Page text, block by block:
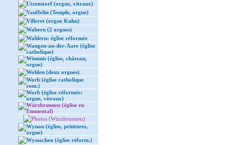
Utzenstorf (orgue, vitraux)
Vauffelin (Temple, orgue)
Villeret (orgue Kuhn)
Wabern (2 orgues)
Wahlern: église réformée
Wangen-an-der-Aare (église
catholique)
Wimmis (église, château,
orgue)
Wohlen (deux orgues)
Worb (église catholique
rom.)
Worb (église réformée:
orgue, vitraux)
Würzbrunnen (église en
Emmental)
Photos (Würzbrunnen)
Wynau (église, peintures,
orgue)
Wyssachen (église réform.)